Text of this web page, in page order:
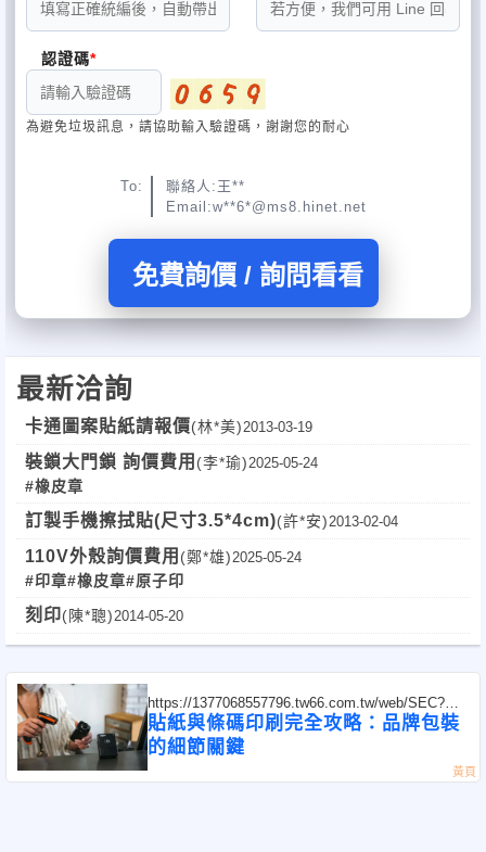
認證碼
為避免垃圾訊息，請協助輸入驗證碼，謝謝您的耐心
To:
聯絡人:王**
Email:w**6*@ms8.hinet.net
免費詢價 / 詢問看看
最新洽詢
卡通圖案貼紙請報價(林*美) 2013-03-19
裝鎖大門鎖 詢價費用 (李*瑜) 2025-05-24
#橡皮章
訂製手機擦拭貼(尺寸3.5*4cm)(許*安) 2013-02-04
110V外殼詢價費用 (鄭*雄) 2025-05-24
#印章#橡皮章#原子印
刻印(陳*聰) 2014-05-20
https://1377068557796.tw66.com.tw/web/SEC?
postId=1351323
貼紙與條碼印刷完全攻略：品牌包裝
的細節關鍵